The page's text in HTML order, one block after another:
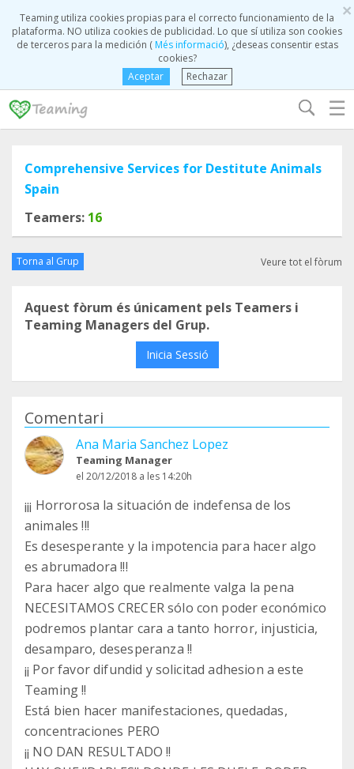
×
Teaming utiliza cookies propias para el correcto funcionamiento de la
plataforma. NO utiliza cookies de publicidad. Lo que sí utiliza son cookies
de terceros para la medición (Més informació), ¿deseas consentir estas
cookies?
Aceptar
Rechazar
☰
Comprehensive Services for Destitute Animals
Spain
Teamers: 16
Torna al Grup Veure tot el fòrum
Aquest fòrum és únicament pels Teamers i
Teaming Managers del Grup.
Inicia Sessió
Comentari
Ana Maria Sanchez Lopez
Teaming Manager
el 20/12/2018 a les 14:20h
¡¡¡ Horrorosa la situación de indefensa de los
animales !!!
Es desesperante y la impotencia para hacer algo
es abrumadora !!!
Para hacer algo que realmente valga la pena
NECESITAMOS CRECER sólo con poder económico
podremos plantar cara a tanto horror, injusticia,
desamparo, desesperanza !!
¡¡ Por favor difundid y solicitad adhesion a este
Teaming !!
Está bien hacer manifestaciones, quedadas,
concentraciones PERO
¡¡ NO DAN RESULTADO !!